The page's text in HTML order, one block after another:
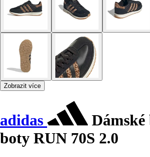
Zobrazit více
adidas
Dámské
boty RUN 70S 2.0